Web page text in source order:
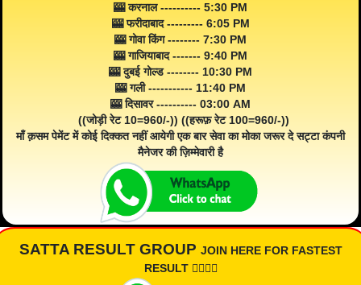
🎰 करनाल ---------- 5:30 PM
🎰 फरीदाबाद --------- 6:05 PM
🎰 गोवा किंग -------- 7:30 PM
🎰 गाजियाबाद ------- 9:40 PM
🎰 दुबई गोल्ड -------- 10:30 PM
🎰 गली ----------- 11:40 PM
🎰 दिसावर ---------- 03:00 AM
((जोड़ी रेट 10=960/-)) ((हरूफ़ रेट 100=960/-))
माँ क़सम पेमेंट में कोई दिक्कत नहीं आयेगी एक बार सेवा का मोका जरूर दे सट्टा कंपनी
मैनेजर की ज़िम्मेवारी है
SATTA RESULT GROUP JOIN HERE FOR FASTEST
RESULT 👇🏾👇🏾